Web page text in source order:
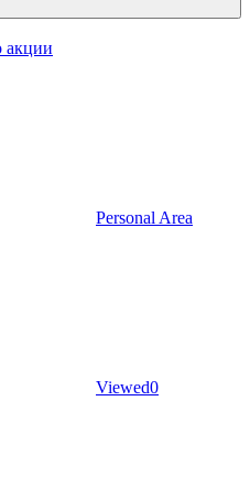
акции
Personal Area
Viewed0